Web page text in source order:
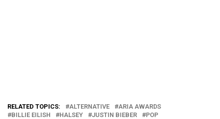
RELATED TOPICS: ALTERNATIVE
ARIA AWARDS
BILLIE EILISH
HALSEY JUSTIN BIEBER
POP